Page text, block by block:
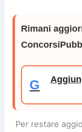
Rimani
G
Per restare